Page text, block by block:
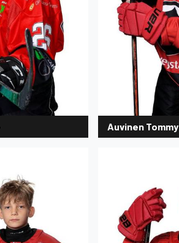
Auvinen Tommy